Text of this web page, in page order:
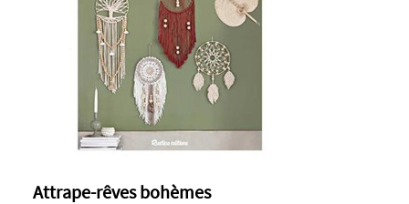
Attrape-rêves bohèmes